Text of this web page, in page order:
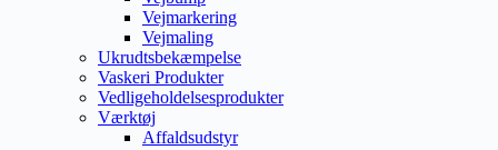
Vejmarkering
Vejmaling
Ukrudtsbekæmpelse
Vaskeri Produkter
Vedligeholdelsesprodukter
Værktøj
Affaldsudstyr